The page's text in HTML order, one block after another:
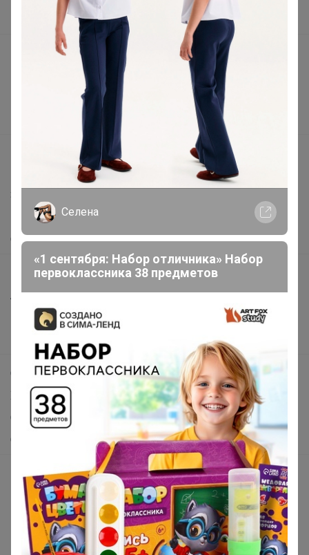
В наличии
Подарочные сертификаты
Реклама на сайте
Поставщикам
support@24-ok.ru
Написать в поддержку
Защита покупателя
Помощь
О нас
Все предложения
Анонсы
Новости
Поддержка альпак
Самое выгодное
Хиты продаж
Самое желанное
Самое быстрое
Начать зарабатывать с 24-ok
Picabox.ru - Лучшее место для ваших изображений
Розыгрыш - Генератор случайных чисел
Пульс нашего маркетплейса
Селена
«1 сентября: Набор отличника» Набор
первоклассника 38 предметов